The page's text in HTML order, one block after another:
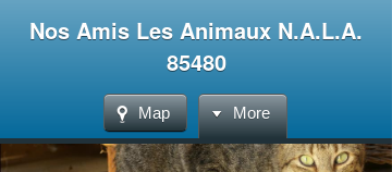
Nos Amis Les Animaux N.A.L.A.
85480
Map More